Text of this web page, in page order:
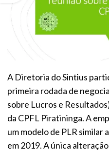
A Diretoria do Sintius
primeira rodada de
sobre Lucros e
da CPFL Piratininga. A
um modelo de PLR similar
em 2019. A única